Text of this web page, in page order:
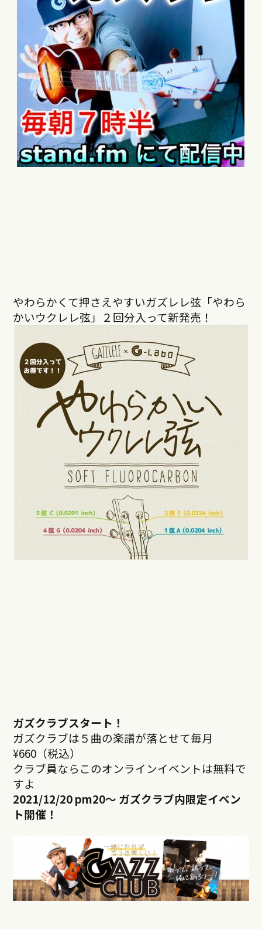
やわらかくて押さえやすいガズレレ弦「やわら
かいウクレレ弦」２回分入って新発売！
ガズクラブスタート！
ガズクラブは５曲の楽譜が落とせて毎月
¥660（税込）
クラブ員ならこのオンラインイベントは無料で
すよ
2021/12/20 pm20～ ガズクラブ内限定イベン
ト開催！